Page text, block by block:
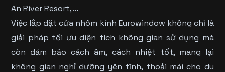
An River Resort, …
Việc lắp đặt cửa nhôm kính Eurowindow không chỉ là
giải pháp tối ưu diện tích không gian sử dụng mà
còn đảm bảo cách âm, cách nhiệt tốt, mang lại
không gian nghỉ dưỡng yên tĩnh, thoải mái cho du